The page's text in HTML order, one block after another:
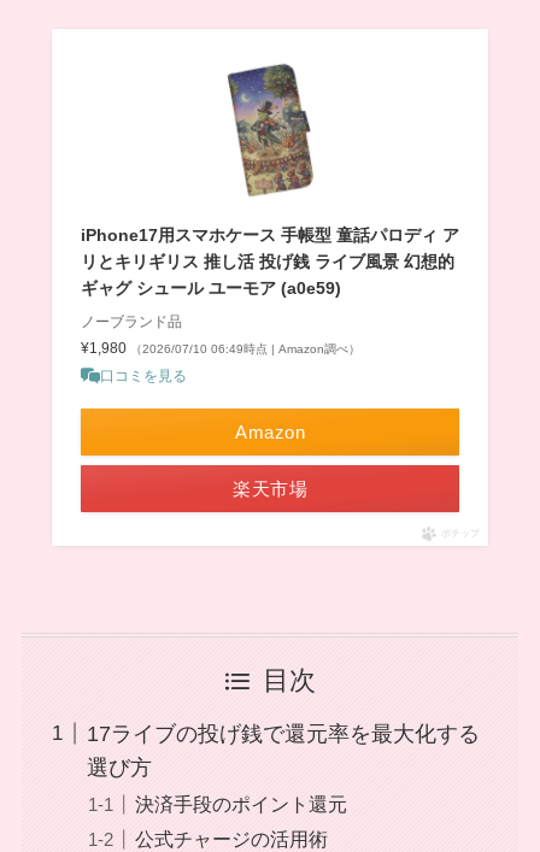
iPhone17用スマホケース 手帳型 童話パロディ ア
リとキリギリス 推し活 投げ銭 ライブ風景 幻想的
ギャグ シュール ユーモア (a0e59)
ノーブランド品
¥1,980
（2026/07/10 06:49時点 | Amazon調べ）
口コミを見る
Amazon
楽天市場
ポチップ
目次
17ライブの投げ銭で還元率を最大化する
選び方
決済手段のポイント還元
公式チャージの活用術